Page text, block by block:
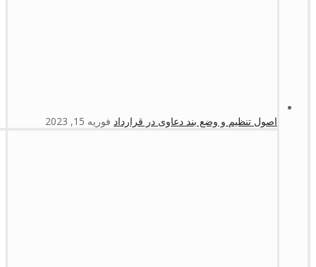
اصول تنظیم و وضع بند دعاوی در قرارداد فوریه 15, 2023